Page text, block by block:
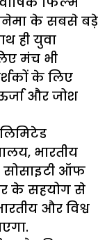
के सबसे बड़े
ही युवा
मंच भी
के लिए
और जोश
भारतीय
सोसाइटी ऑफ
के सहयोग से
और विश्व